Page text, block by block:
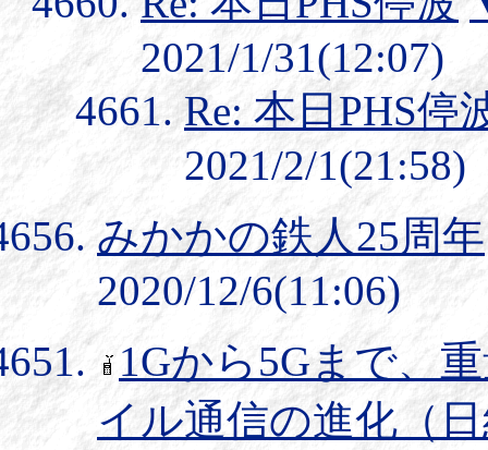
2021/1/31(12:07)
Re: 本日PHS停
2021/2/1(21:58)
みかかの鉄人25周年
2020/12/6(11:06)
1Gから5Gまで、
イル通信の進化（